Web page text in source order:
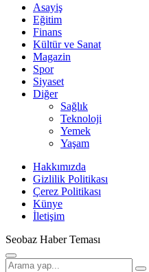
Asayiş
Eğitim
Finans
Kültür ve Sanat
Magazin
Spor
Siyaset
Diğer
Sağlık
Teknoloji
Yemek
Yaşam
Hakkımızda
Gizlilik Politikası
Çerez Politikası
Künye
İletişim
Seobaz Haber Teması